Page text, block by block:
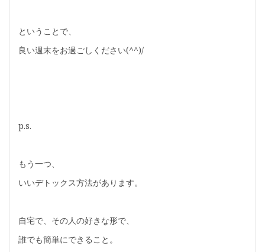
ということで、
良い週末をお過ごしください(^^)/
p.s.
もう一つ、
いいデトックス方法があります。
自宅で、その人の好きな形で、
誰でも簡単にできること。